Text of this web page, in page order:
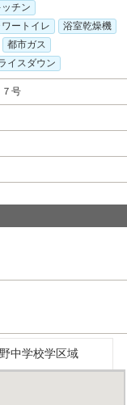
チン
ワートイレ
浴室乾燥機
都市ガス
イスダウン
号
中学校学区域